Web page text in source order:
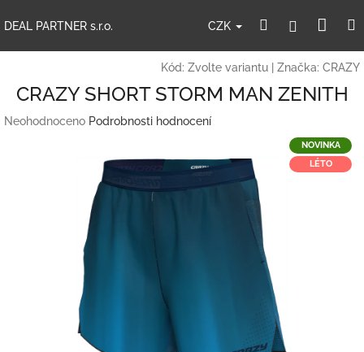
naDEAL PARTNER s.r.o. CZK HledatPřihlášení
Kód: Zvolte variantu Značka: CRAZY
CRAZY SHORT STORM MAN ZENITH
Průměrné
Neohodnoceno Podrobnosti hodnocení
NOVINKA
LÉTO